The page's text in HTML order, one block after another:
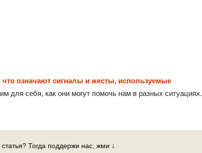
что означают сигналы и жесты, используемые
для себя, как они могут помочь нам в разных ситуациях.
Тогда поддержи нас, жми ↓